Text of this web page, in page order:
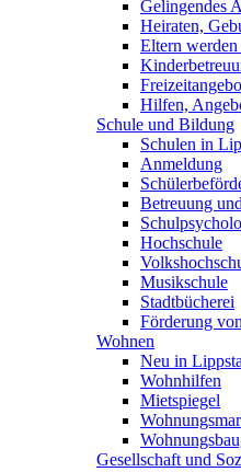
Gelingendes
Heiraten,
Eltern
Hilfen,
Schule und Bildung
Schulen in
Anmeldung
Betreuung
Hochschule
Musikschule
Stadtbücherei
Förderung
Wohnen
Neu in
Wohnhilfen
Mietspiegel
Gesellschaft und